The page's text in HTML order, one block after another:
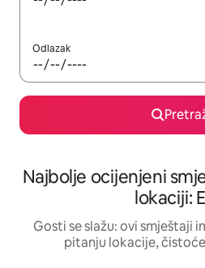
Odlazak
Najbolje ocijenjeni
lokaciji:
Gosti se slažu: ovi smještaji
pitanju lokacije,